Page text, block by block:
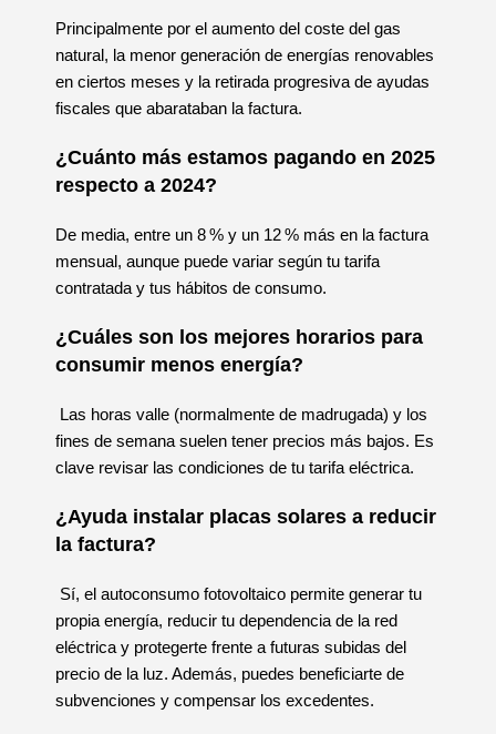
Principalmente por el aumento del coste del gas
natural, la menor generación de energías renovables
en ciertos meses y la retirada progresiva de ayudas
fiscales que abarataban la factura.
¿Cuánto más estamos pagando en 2025
respecto a 2024?
De media, entre un 8 % y un 12 % más en la factura
mensual, aunque puede variar según tu tarifa
contratada y tus hábitos de consumo.
¿Cuáles son los mejores horarios para
consumir menos energía?
Las horas valle (normalmente de madrugada) y los
fines de semana suelen tener precios más bajos. Es
clave revisar las condiciones de tu tarifa eléctrica.
¿Ayuda instalar placas solares a reducir
la factura?
Sí, el autoconsumo fotovoltaico permite generar tu
propia energía, reducir tu dependencia de la red
eléctrica y protegerte frente a futuras subidas del
precio de la luz. Además, puedes beneficiarte de
subvenciones y compensar los excedentes.